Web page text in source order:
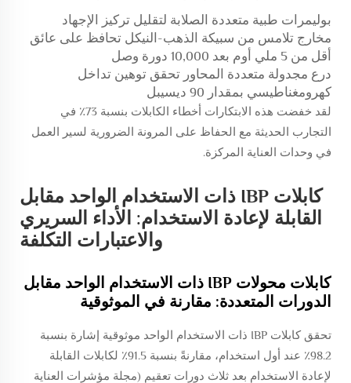
بوليمرات طبية متعددة الصلابة لتقليل تركيز الإجهاد
مخارج تلامس من سبيكة الذهب-النيكل تحافظ على عائق
أقل من 5 ملي أوم بعد 10,000 دورة وصل
درع مجدولة متعددة المحاور تحقق توهين تداخل
كهرومغناطيسي بمقدار 90 ديسيبل
لقد خفضت هذه الابتكارات أخطاء الكابلات بنسبة 73٪ في
التجارب الحديثة مع الحفاظ على المرونة الضرورية لسير العمل
في وحدات العناية المركزة.
كابلات IBP ذات الاستخدام الواحد مقابل
القابلة لإعادة الاستخدام: الأداء السريري
والاعتبارات التكلفة
كابلات محولات IBP ذات الاستخدام الواحد مقابل
الدورات المتعددة: مقارنة في الموثوقية
تحقق كابلات IBP ذات الاستخدام الواحد موثوقية إشارة بنسبة
98.2٪ عند أول استخدام، مقارنةً بنسبة 91.5٪ لكابلات القابلة
لإعادة الاستخدام بعد ثلاث دورات تعقيم (مجلة مؤشرات العناية